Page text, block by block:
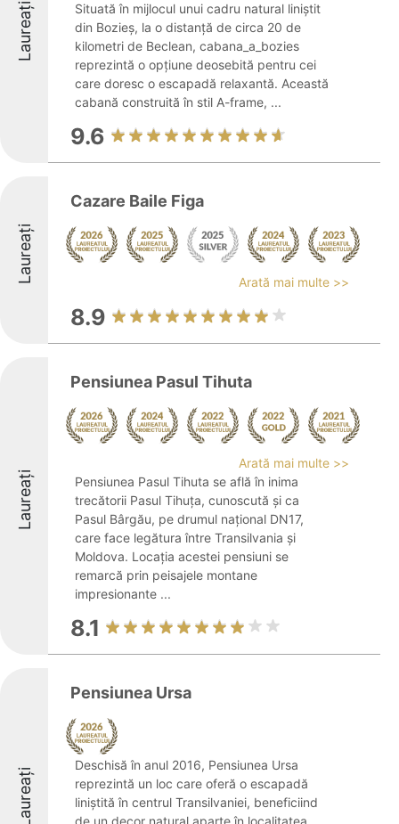
Laureați
Situată în mijlocul unui cadru natural liniștit
din Bozieș, la o distanță de circa 20 de
kilometri de Beclean, cabana_a_bozies
reprezintă o opțiune deosebită pentru cei
care doresc o escapadă relaxantă. Această
cabană construită în stil A-frame, ...
9.6
Laureați
Cazare Baile Figa
Arată mai multe >>
8.9
Laureați
Pensiunea Pasul Tihuta
Arată mai multe >>
Pensiunea Pasul Tihuta se află în inima
trecătorii Pasul Tihuța, cunoscută și ca
Pasul Bârgău, pe drumul național DN17,
care face legătura între Transilvania și
Moldova. Locația acestei pensiuni se
remarcă prin peisajele montane
impresionante ...
8.1
Laureați
Pensiunea Ursa
Deschisă în anul 2016, Pensiunea Ursa
reprezintă un loc care oferă o escapadă
liniștită în centrul Transilvaniei, beneficiind
de un decor natural aparte în localitatea